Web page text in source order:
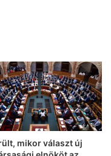
mikor választ új